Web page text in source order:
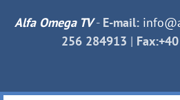
Alfa Omega TV- E-mail:
256 284913 |